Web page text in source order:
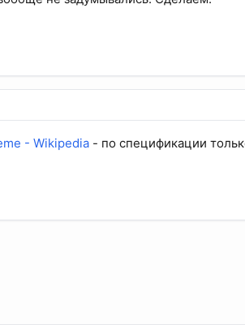
- Wikipedia - по спецификации